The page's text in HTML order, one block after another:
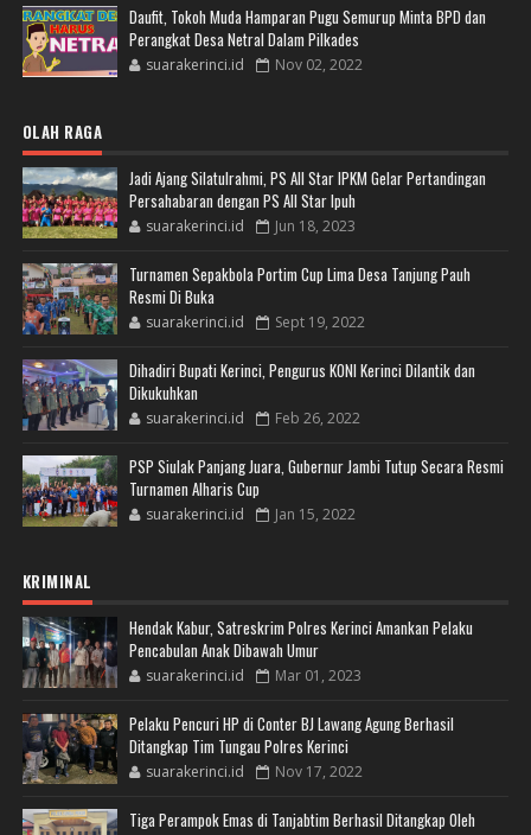
Daufit, Tokoh Muda Hamparan Pugu Semurup Minta BPD dan
Perangkat Desa Netral Dalam Pilkades
suarakerinci.id Nov 02, 2022
OLAH RAGA
Jadi Ajang Silatulrahmi, PS All Star IPKM Gelar Pertandingan
Persahabaran dengan PS All Star Ipuh
suarakerinci.id Jun 18, 2023
Turnamen Sepakbola Portim Cup Lima Desa Tanjung Pauh
Resmi Di Buka
suarakerinci.id Sept 19, 2022
Dihadiri Bupati Kerinci, Pengurus KONI Kerinci Dilantik dan
Dikukuhkan
suarakerinci.id Feb 26, 2022
PSP Siulak Panjang Juara, Gubernur Jambi Tutup Secara Resmi
Turnamen Alharis Cup
suarakerinci.id Jan 15, 2022
KRIMINAL
Hendak Kabur, Satreskrim Polres Kerinci Amankan Pelaku
Pencabulan Anak Dibawah Umur
suarakerinci.id Mar 01, 2023
Pelaku Pencuri HP di Conter BJ Lawang Agung Berhasil
Ditangkap Tim Tungau Polres Kerinci
suarakerinci.id Nov 17, 2022
Tiga Perampok Emas di Tanjabtim Berhasil Ditangkap Oleh